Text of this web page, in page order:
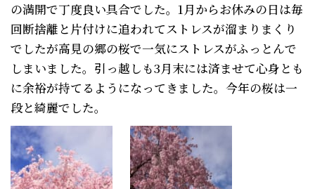
の満開で丁度良い具合でした。1月からお休みの日は毎
回断捨離と片付けに追われてストレスが溜まりまくり
でしたが高見の郷の桜で一気にストレスがふっとんで
しまいました。引っ越しも3月末には済ませて心身とも
に余裕が持てるようになってきました。今年の桜は一
段と綺麗でした。